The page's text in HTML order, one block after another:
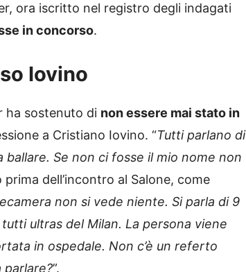
ora iscritto nel registro degli indagati
in concorso.
Iovino
ha sostenuto di non essere mai stato in
a Cristiano Iovino. “Tutti parlano di
Se non ci fosse il mio nome non
dell’incontro al Salone, come
non si vede niente. Si parla di 9
ultras del Milan. La persona viene
in ospedale. Non c’è un referto
parlare?”.